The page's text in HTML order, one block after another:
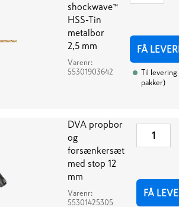
shockwave™
HSS-Tin
metalbor
2,5 mm
Varenr:
55301903642
FÅ
Til levering
pakker)
DVA propbor
og
forsænkersæt
med stop 12
mm
Varenr:
55301425305
FÅ